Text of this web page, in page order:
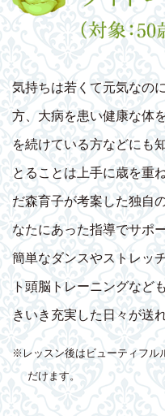
気持ちは若くて元気なの
方、大病を患い健康な体
を続けている方などにも
とることは上手に歳を重
だ森育子が考案した独自
なたにあった指導でサポ
簡単なダンスやストレッ
ト頭脳トレーニングなど
きいき充実した日々が送
※レッスン後はビューティフル
だけます。